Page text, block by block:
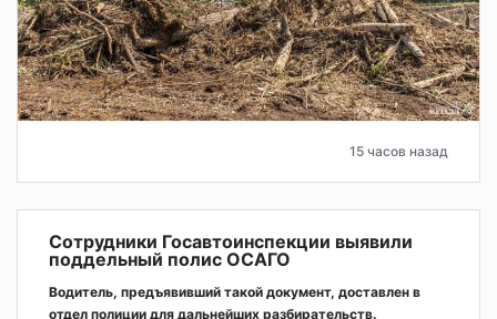
15 часов назад
Сотрудники Госавтоинспекции выявили
поддельный полис ОСАГО
Водитель, предъявивший такой документ, доставлен в
отдел полиции для дальнейших разбирательств.